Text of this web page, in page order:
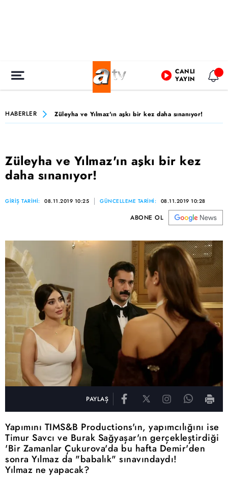
CANLI
YAYIN
HABERLER Züleyha ve Yılmaz'ın aşkı bir kez daha sınanıyor!
Züleyha ve Yılmaz'ın aşkı bir kez
daha sınanıyor!
GİRİŞ TARİHİ: 08.11.2019 10:25 GÜNCELLEME TARİHİ: 08.11.2019 10:28
ABONE OL
PAYLAŞ
Yapımını TIMS&B Productions'ın, yapımcılığını ise
Timur Savcı ve Burak Sağyaşar'ın gerçekleştirdiği
'Bir Zamanlar Çukurova'da bu hafta Demir'den
sonra Yılmaz da "babalık" sınavındaydı!
Yılmaz ne yapacak?